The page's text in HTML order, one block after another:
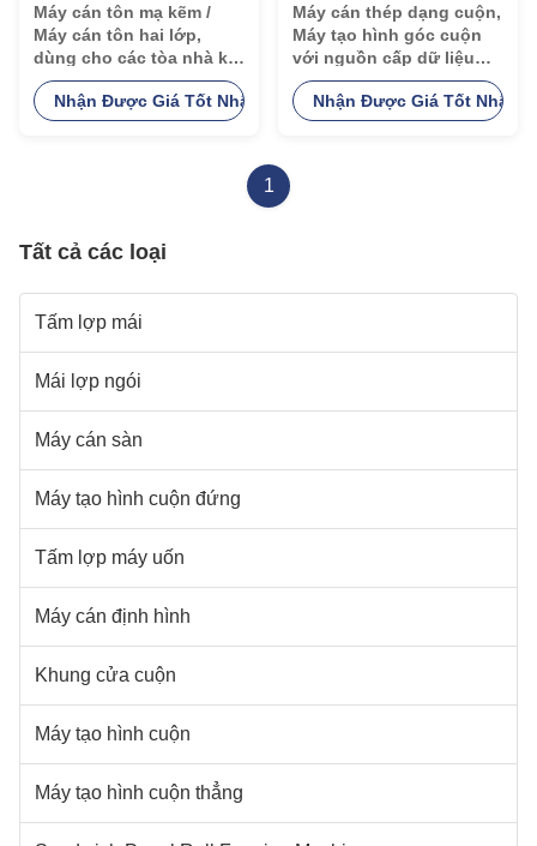
Máy cán tôn mạ kẽm /
Máy cán tôn hai lớp,
dùng cho các tòa nhà kết
cấu mái
Nhận Được Giá Tốt Nhất
Máy cán thép dạng cuộn,
Máy tạo hình góc cuộn
với nguồn cấp dữ liệu
Servo
Nhận Được Giá Tốt Nhất
1
Tất cả các loại
Tấm lợp mái
Mái lợp ngói
Máy cán sàn
Máy tạo hình cuộn đứng
Tấm lợp máy uốn
Máy cán định hình
Khung cửa cuộn
Máy tạo hình cuộn
Máy tạo hình cuộn thẳng